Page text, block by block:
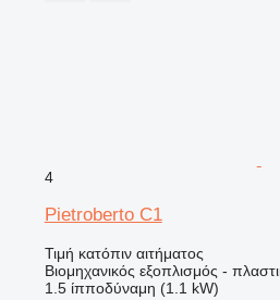
4
Pietroberto C1
Τιμή κατόπιν αιτήματος
Βιομηχανικός εξοπλισμός -
1.5 ίπποδύναμη (1.1 kW)